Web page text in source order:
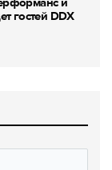
гостей DDX